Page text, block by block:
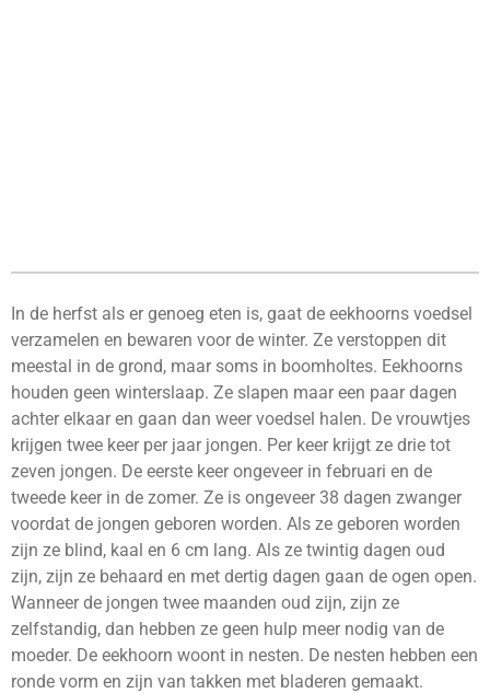
In de herfst als er genoeg eten is, gaat de eekhoorns voedsel
verzamelen en bewaren voor de winter. Ze verstoppen dit
meestal in de grond, maar soms in boomholtes. Eekhoorns
houden geen winterslaap. Ze slapen maar een paar dagen
achter elkaar en gaan dan weer voedsel halen. De vrouwtjes
krijgen twee keer per jaar jongen. Per keer krijgt ze drie tot
zeven jongen. De eerste keer ongeveer in februari en de
tweede keer in de zomer. Ze is ongeveer 38 dagen zwanger
voordat de jongen geboren worden. Als ze geboren worden
zijn ze blind, kaal en 6 cm lang. Als ze twintig dagen oud
zijn, zijn ze behaard en met dertig dagen gaan de ogen open.
Wanneer de jongen twee maanden oud zijn, zijn ze
zelfstandig, dan hebben ze geen hulp meer nodig van de
moeder. De eekhoorn woont in nesten. De nesten hebben een
ronde vorm en zijn van takken met bladeren gemaakt.